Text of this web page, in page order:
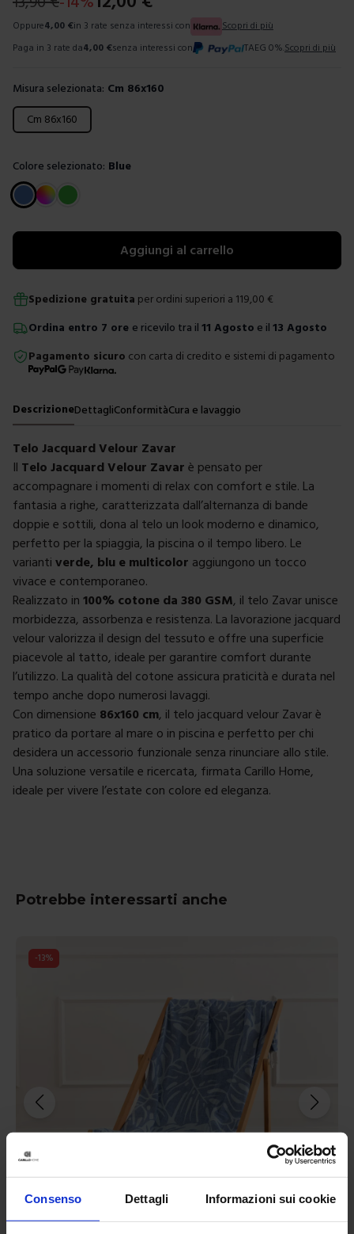
Consenso Dettagli Informazioni sui cookie
Oppure4,00 €in 3 rate senza interessi con
Scopri di più
Paga in 3 rate da4,00 €senza interessi con TAEG 0%. Scopri di più
Misura selezionata: Cm 86x160
Scegli una misura
Cm 86x160
Colore selezionato: Blue
Scegli un colore
Aggiungi al carrello
Spedizione gratuita per ordini superiori a 119,00 €
Ordina entro 7 ore e ricevilo tra il 11 Agosto e il 13 Agosto
Pagamento sicuro con carta di credito e sistemi di pagamento
DescrizioneDettagliConformitàCura e lavaggio
Telo Jacquard Velour Zavar
Il Telo Jacquard Velour Zavar è pensato per
accompagnare i momenti di relax con comfort e stile. La
fantasia a righe, caratterizzata dall’alternanza di bande
doppie e sottili, dona al telo un look moderno e dinamico,
perfetto per la spiaggia, la piscina o il tempo libero. Le
varianti verde, blu e multicolor aggiungono un tocco
vivace e contemporaneo.
Realizzato in 100% cotone da 380 GSM, il telo Zavar unisce
morbidezza, assorbenza e resistenza. La lavorazione jacquard
velour valorizza il design del tessuto e offre una superficie
piacevole al tatto, ideale per garantire comfort durante
l’utilizzo. La qualità del cotone assicura praticità e durata nel
tempo anche dopo numerosi lavaggi.
Con dimensione 86x160 cm, il telo jacquard velour Zavar è
pratico da portare al mare o in piscina e perfetto per chi
desidera un accessorio funzionale senza rinunciare allo stile.
Una soluzione versatile e ricercata, firmata Carillo Home,
ideale per vivere l’estate con colore ed eleganza.
Potrebbe interessarti anche
-13%